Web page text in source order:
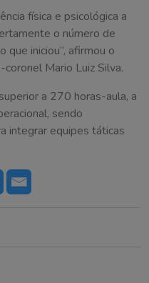
física e psicológica a
o número de
que iniciou”, afirmou o
Mario Luiz Silva.
a 270 horas-aula, a
sendo
integrar equipes táticas